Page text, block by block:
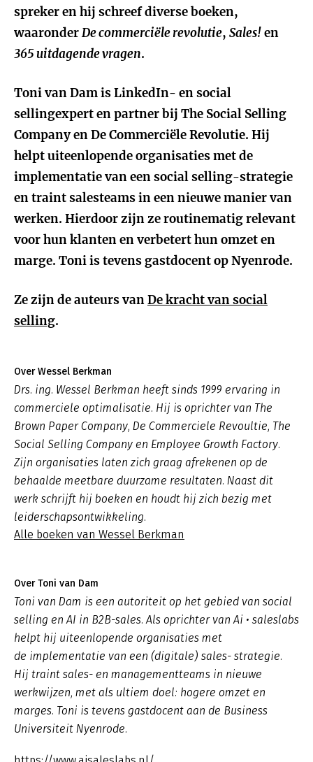
spreker en hij schreef diverse boeken,
waaronderDe commerciële revolutie, Sales!en
365 uitdagende vragen.
Toni van Dam is LinkedIn- en social
sellingexpert en partner bij The Social Selling
Company en De Commerciële Revolutie. Hij
helpt uiteenlopende organisaties met de
implementatie van een social selling-strategie
en traint salesteams in een nieuwe manier van
werken. Hierdoor zijn ze routinematig relevant
voor hun klanten en verbetert hun omzet en
marge. Toni is tevens gastdocent op Nyenrode.
Ze zijn de auteurs vanDe kracht van social
selling.
Over Wessel Berkman
Drs. ing. Wessel Berkman heeft sinds 1999 ervaring in
commerciele optimalisatie. Hij is oprichter van The
Brown Paper Company, De Commerciele Revoultie, The
Social Selling Company en Employee Growth Factory.
Zijn organisaties laten zich graag afrekenen op de
behaalde meetbare duurzame resultaten. Naast dit
werk schrijft hij boeken en houdt hij zich bezig met
leiderschapsontwikkeling.
Alle boeken van Wessel Berkman
Over Toni van Dam
Toni van Dam is een autoriteit op het gebied van social
selling en AI in B2B-sales. Als oprichter van Ai • saleslabs
helpt hij uiteenlopende organisaties met
de implementatie van een (digitale) sales- strategie.
Hij traint sales- en managementteams in nieuwe
werkwijzen, met als ultiem doel: hogere omzet en
marges. Toni is tevens gastdocent aan de Business
Universiteit Nyenrode.